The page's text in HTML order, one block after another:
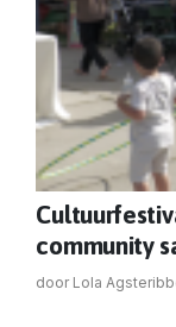
community
door Lola